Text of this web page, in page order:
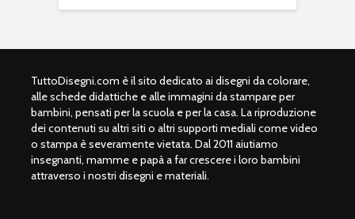
TuttoDisegni.com è il sito dedicato ai disegni da colorare,
alle schede didattiche e alle immagini da stampare per
bambini, pensati per la scuola e per la casa. La riproduzione
dei contenuti su altri siti o altri supporti mediali come video
o stampa è severamente vietata. Dal 2011 aiutiamo
insegnanti, mamme e papà a far crescere i loro bambini
attraverso i nostri disegni e materiali.